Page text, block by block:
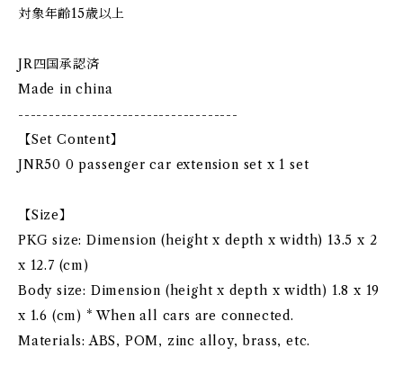
対象年齢15歳以上
JR四国承認済
Made in china
------------------------------------
【Set Content】
JNR50 0 passenger car extension set x 1 set
【Size】
PKG size: Dimension (height x depth x width) 13.5 x 2
x 12.7 (cm)
Body size: Dimension (height x depth x width) 1.8 x 19
x 1.6 (cm) * When all cars are connected.
Materials: ABS, POM, zinc alloy, brass, etc.